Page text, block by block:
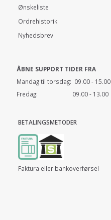
Ønskeliste
Ordrehistorik
Nyhedsbrev
ÅBNE SUPPORT TIDER FRA
Mandag til torsdag: 09.00 - 15.00
Fredag: 09.00 - 13.00
BETALINGSMETODER
Faktura eller bankoverførsel